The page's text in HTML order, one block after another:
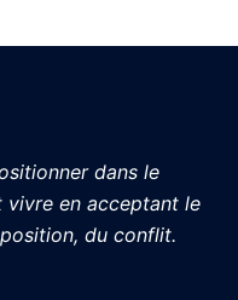
dans le
vivre en acceptant le
du conflit.